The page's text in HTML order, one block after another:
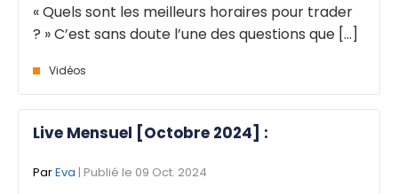
« Quels sont les meilleurs horaires pour trader
? » C’est sans doute l’une des questions que [...]
Vidéos
Live Mensuel [Octobre 2024] :
ParEva | Publié le 09 Oct. 2024